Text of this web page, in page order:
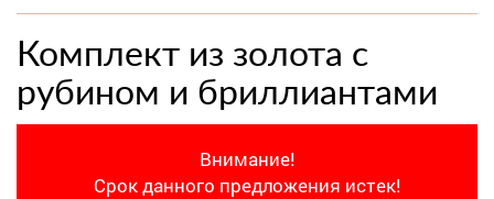
Комплект из золота с
рубином и бриллиантами
Внимание!
Срок данного предложения истек!